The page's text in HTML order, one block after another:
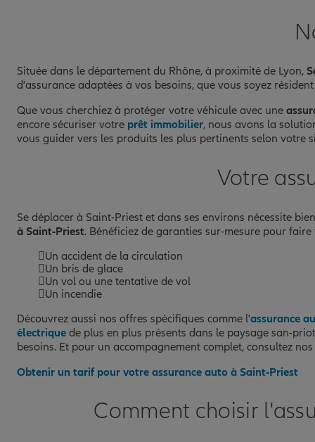
Située dans le département du Rhône, à proximité de Lyon,
d'assurance adaptées à vos besoins, que vous soyez
Que vous cherchiez à protéger votre véhicule avec une
encore sécuriser votre prêt immobilier, nous avons la
vous guider vers les produits les plus pertinents selon votre
Votre
Se déplacer à Saint-Priest et dans ses environs nécessite
à Saint-Priest. Bénéficiez de garanties sur-mesure pour
Un accident de la circulation
Un bris de glace
Un vol ou une tentative de vol
Un incendie
Découvrez aussi nos offres spécifiques comme l'assurance
électrique de plus en plus présents dans le paysage san-
besoins. Et pour un accompagnement complet, consultez nos
Obtenir un tarif pour votre assurance auto à Saint-Priest
Comment choisir